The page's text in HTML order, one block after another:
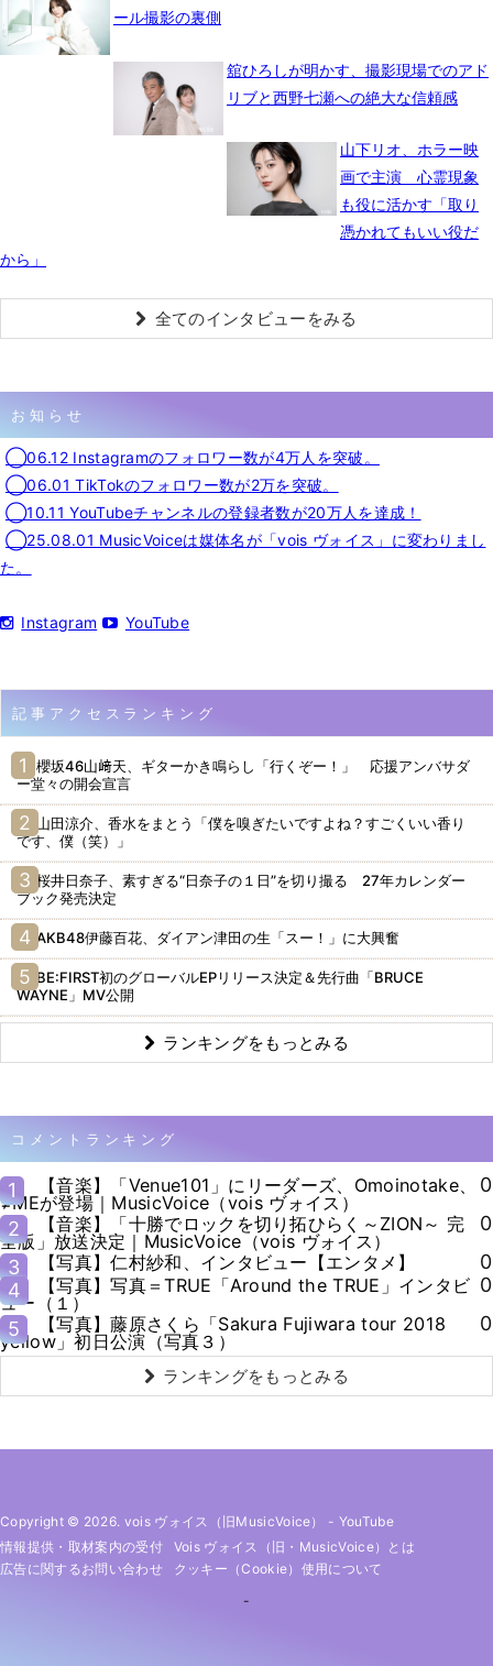
ール撮影の裏側
舘ひろしが明かす、撮影現場でのアド
リブと西野七瀬への絶大な信頼感
山下リオ、ホラー映
画で主演 心霊現象
も役に活かす「取り
憑かれてもいい役だ
から」
全てのインタビューをみる
お知らせ
◯06.12 Instagramのフォロワー数が4万人を突破。
◯06.01 TikTokのフォロワー数が2万を突破。
◯10.11 YouTubeチャンネルの登録者数が20万人を達成！
◯25.08.01 MusicVoiceは媒体名が「vois ヴォイス」に変わりまし
た。
Instagram YouTube
記事アクセスランキング
櫻坂46山﨑天、ギターかき鳴らし「行くぞー！」 応援アンバサダ
ー堂々の開会宣言
山田涼介、香水をまとう「僕を嗅ぎたいですよね？すごくいい香り
です、僕（笑）」
桜井日奈子、素すぎる“日奈子の１日”を切り撮る 27年カレンダー
ブック発売決定
AKB48伊藤百花、ダイアン津田の生「スー！」に大興奮
BE:FIRST初のグローバルEPリリース決定＆先行曲「BRUCE
WAYNE」MV公開
ランキングをもっとみる
コメントランキング
1
【音楽】「Venue101」にリーダーズ、Omoinotake、
≠MEが登場｜MusicVoice（vois ヴォイス）
0
2
【音楽】「十勝でロックを切り拓ひらく～ZION～ 完
全版」放送決定｜MusicVoice（vois ヴォイス）
0
3
【写真】仁村紗和、インタビュー【エンタメ】
0
4
【写真】写真＝TRUE「Around the TRUE」インタビ
ュー（１）
0
5
【写真】藤原さくら「Sakura Fujiwara tour 2018
yellow」初日公演（写真３）
0
ランキングをもっとみる
Copyright © 2026. vois ヴォイス（旧MusicVoice） - YouTube
情報提供・取材案内の受付
Vois ヴォイス（旧・MusicVoice）とは
広告に関するお問い合わせ
クッキー（cookie）使用について
-